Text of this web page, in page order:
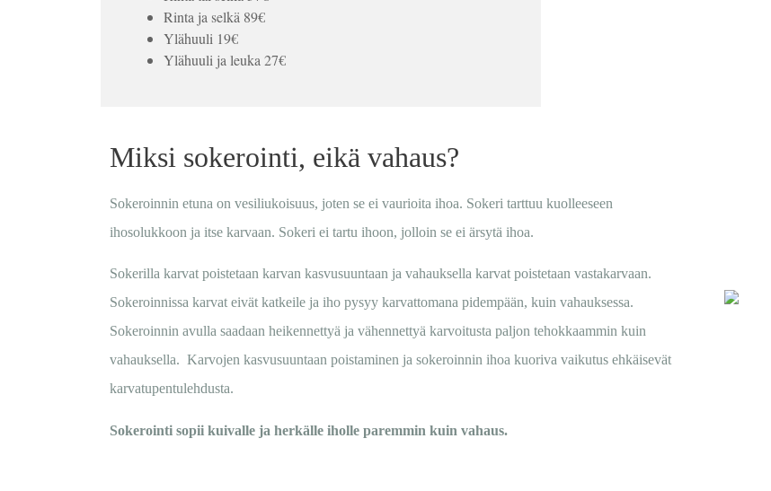
Rinta ja selkä 89€
Ylähuuli 19€
Ylähuuli ja leuka 27€
Miksi sokerointi, eikä vahaus?
Sokeroinnin etuna on vesiliukoisuus, joten se ei vaurioita ihoa. Sokeri tarttuu kuolleeseen
ihosolukkoon ja itse karvaan. Sokeri ei tartu ihoon, jolloin se ei ärsytä ihoa.
Sokerilla karvat poistetaan karvan kasvusuuntaan ja vahauksella karvat poistetaan vastakarvaan.
Sokeroinnissa karvat eivät katkeile ja iho pysyy karvattomana pidempään, kuin vahauksessa.
Sokeroinnin avulla saadaan heikennettyä ja vähennettyä karvoitusta paljon tehokkaammin kuin
vahauksella. Karvojen kasvusuuntaan poistaminen ja sokeroinnin ihoa kuoriva vaikutus ehkäisevät
karvatupentulehdusta.
Sokerointi sopii kuivalle ja herkälle iholle paremmin kuin vahaus.